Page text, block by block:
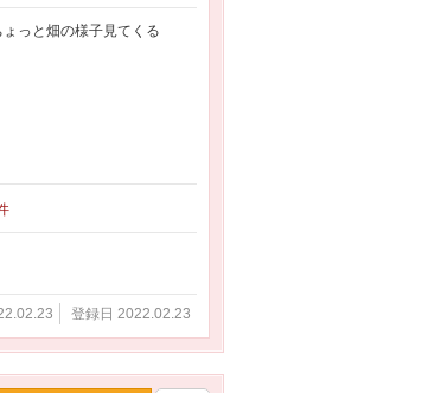
っと畑の様子見てくる
登録日 2022.02.23